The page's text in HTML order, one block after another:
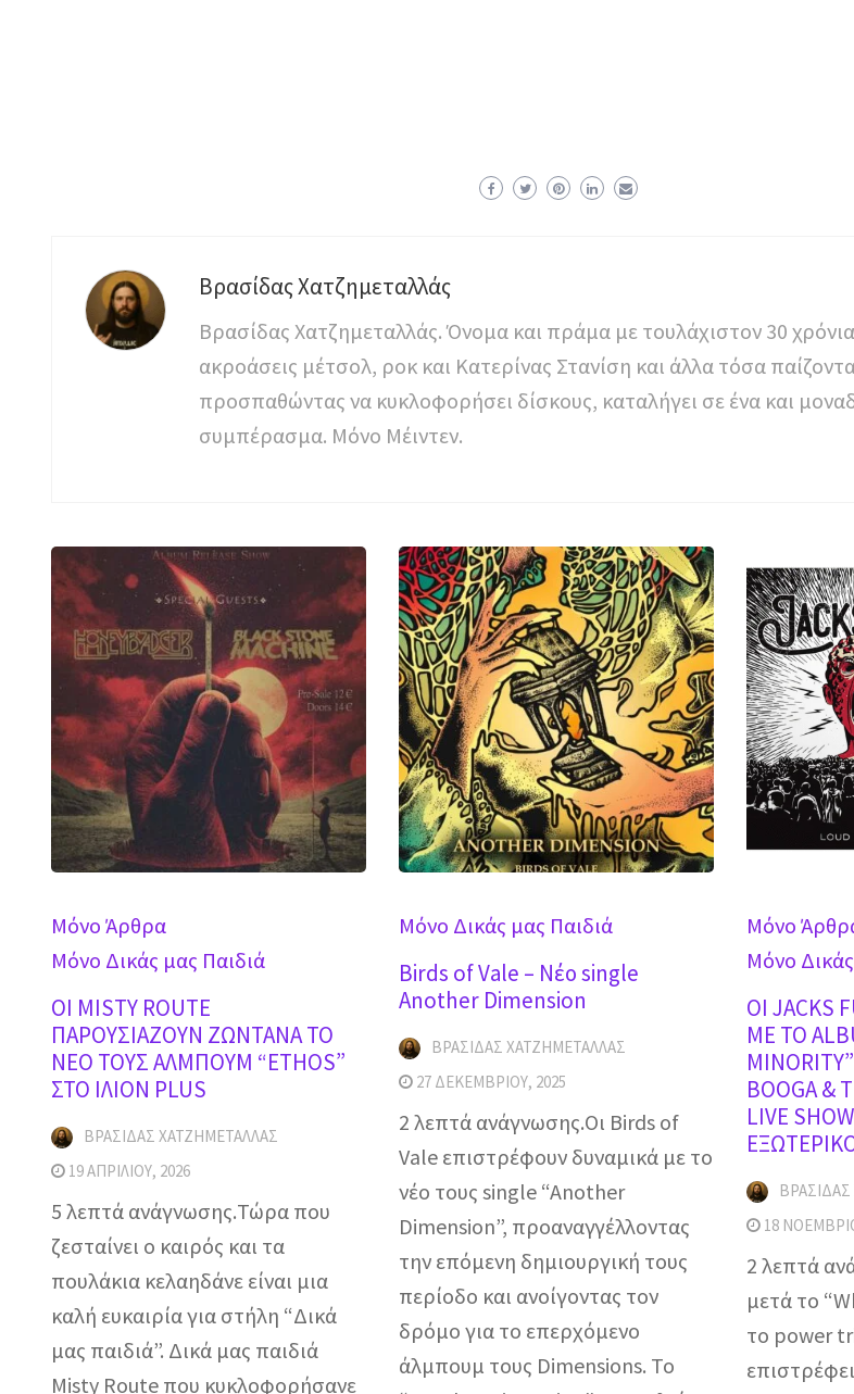
Βρασίδας Χατζημεταλλάς
Βρασίδας Χατζημεταλλάς. Όνομα και πράμα με τουλάχιστον 30
ακροάσεις μέτσολ, ροκ και Κατερίνας Στανίση και άλλα τόσα
προσπαθώντας να κυκλοφορήσει δίσκους, καταλήγει σε ένα και
συμπέρασμα. Μόνο Μέιντεν.
Mόνο Άρθρα
Μόνο Δικάς μας Παιδιά
OI MISTY ROUTE
ΠΑΡΟΥΣΙΑΖΟΥΝ ΖΩΝΤΑΝΑ ΤΟ
ΝΕΟ ΤΟΥΣ ΑΛΜΠΟΥΜ “ETHOS”
ΣΤΟ ΙΛΙΟΝ PLUS
ΒΡΑΣΊΔΑΣ ΧΑΤΖΗΜΕΤΑΛΛΆΣ
19 ΑΠΡΙΛΊΟΥ, 2026
5 λεπτά ανάγνωσης.Τώρα που
ζεσταίνει ο καιρός και τα
πουλάκια κελαηδάνε είναι μια
καλή ευκαιρία για στήλη “Δικά
μας παιδιά”. Δικά μας παιδιά
Misty Route που κυκλοφορήσανε
Μόνο Δικάς μας Παιδιά
Birds of Vale – Νέο single
Another Dimension
ΒΡΑΣΊΔΑΣ ΧΑΤΖΗΜΕΤΑΛΛΆΣ
27 ΔΕΚΕΜΒΡΊΟΥ, 2025
2 λεπτά ανάγνωσης.Οι Birds of
Vale επιστρέφουν δυναμικά με το
νέο τους single “Another
Dimension”, προαναγγέλλοντας
την επόμενη δημιουργική τους
περίοδο και ανοίγοντας τον
δρόμο για το επερχόμενο
άλμπουμ τους Dimensions. Το
Mόνο
Μόνο
OI JACKS
ΜΕ ΤΟ
BOOGA &
LIVE
18
2 λεπτά
μετά το
το power